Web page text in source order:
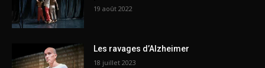
19 août 2022
Les ravages d’Alzheimer
18 juillet 2023